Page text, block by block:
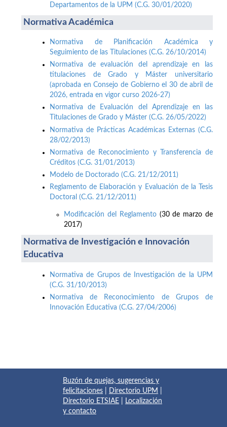
Departamentos de la UPM (C.G. 30/01/2020)
Normativa Académica
Normativa de Planificación Académica y
Seguimiento de las Titulaciones (C.G. 26/10/2014)
Normativa de evaluación del aprendizaje en las
titulaciones de Grado y Máster universitario
(aprobada en Consejo de Gobierno el 30 de abril de
2026, entrada en vigor curso 2026-27)
Normativa de Evaluación del Aprendizaje en las
Titulaciones de Grado y Máster (C.G. 26/05/2022)
Normativa de Prácticas Académicas Externas (C.G.
28/02/2013)
Normativa de Reconocimiento y Transferencia de
Créditos (C.G. 31/01/2013)
Modelo de Doctorado (C.G. 21/12/2011)
Reglamento de Elaboración y Evaluación de la Tesis
Doctoral (C.G. 21/12/2011)
Modificación del Reglamento(30 de marzo de
2017)
Normativa de Investigación e Innovación
Educativa
Normativa de Grupos de Investigación de la UPM
(C.G. 31/10/2013)
Normativa de Reconocimiento de Grupos de
Innovación Educativa (C.G. 27/04/2006)
Buzón de quejas, sugerencias y
felicitaciones
Directorio UPM
Directorio ETSIAE
Localización
y contacto